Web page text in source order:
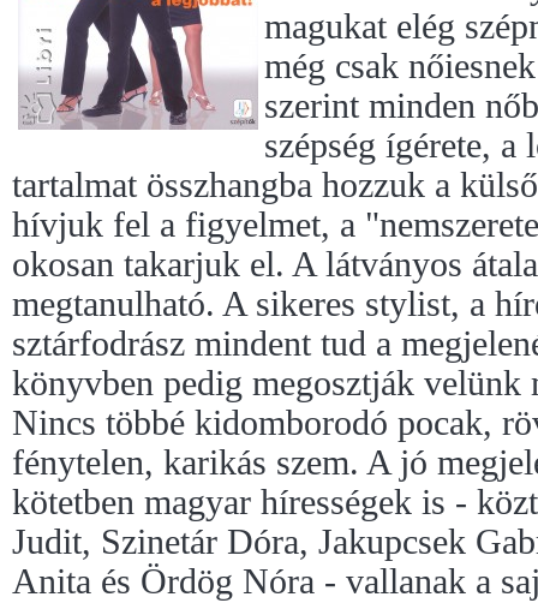
magukat elég
még csak
szerint minden
szépség ígérete, a
tartalmat összhangba hozzuk a
hívjuk fel a figyelmet, a
okosan takarjuk el. A látványos
megtanulható. A sikeres stylist, a
sztárfodrász mindent tud a
könyvben pedig megosztják velünk
Nincs többé kidomborodó pocak,
fénytelen, karikás szem. A jó
kötetben magyar hírességek is -
Judit, Szinetár Dóra, Jakupcsek
Anita és Ördög Nóra - vallanak a